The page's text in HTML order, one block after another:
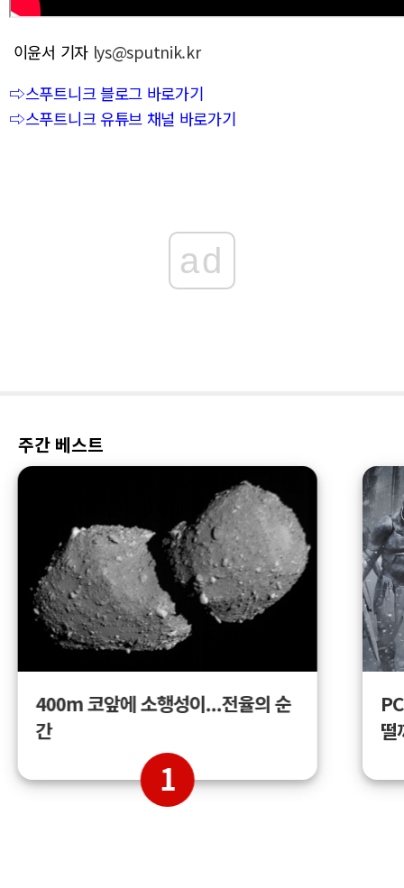
이윤서 기자 lys@sputnik.kr
⇨스푸트니크 블로그 바로가기
⇨스푸트니크 유튜브 채널 바로가기
ad
주간 베스트
400m 코앞에 소행성이...전율의 순
간
1
떨